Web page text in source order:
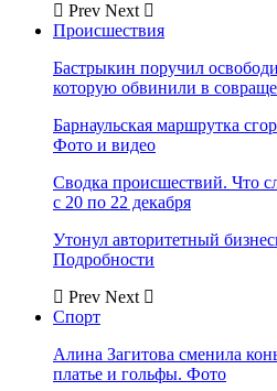
Prev Next
Происшествия
Бастрыкин поручил
которую обвинили в
Барнаульская маршрутка
Фото и видео
Сводка происшествий. Что
с 20 по 22 декабря
Утонул авторитетный
Подробности
Prev Next
Спорт
Алина Загитова сменила
платье и гольфы. Фото